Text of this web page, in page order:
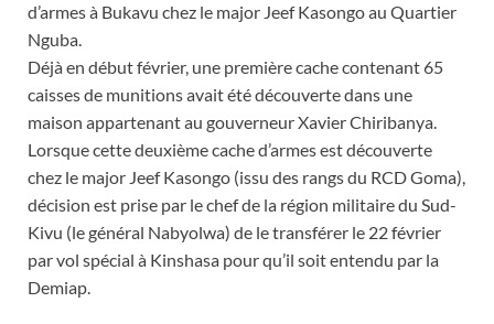
d’armes à Bukavu chez le major Jeef Kasongo au Quartier
Nguba.
Déjà en début février, une première cache contenant 65
caisses de munitions avait été découverte dans une
maison appartenant au gouverneur Xavier Chiribanya.
Lorsque cette deuxième cache d’armes est découverte
chez le major Jeef Kasongo (issu des rangs du RCD Goma),
décision est prise par le chef de la région militairedu Sud-
Kivu (le général Nabyolwa) de le transférer le 22 février
par vol spécial à Kinshasa pour qu’il soit entendu par la
Demiap.